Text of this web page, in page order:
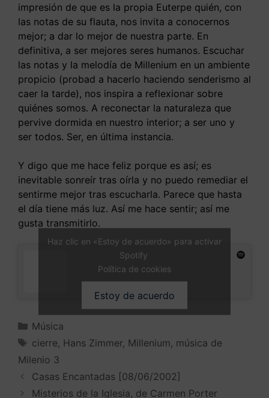
impresión de que es la propia Euterpe quién, con
las notas de su flauta, nos invita a conocernos
mejor; a dar lo mejor de nuestra parte. En
definitiva, a ser mejores seres humanos. Escuchar
las notas y la melodía de Millenium en un ambiente
propicio (probad a hacerlo haciendo senderismo al
caer la tarde), nos inspira a reflexionar sobre
quiénes somos. A reconectar la naturaleza que
pervive dormida en nuestro interior; a ser uno y
ser todos. Ser, en última instancia.
Y digo que me hace feliz porque es así; es
inevitable sonreír tras oírla y no puedo remediar el
sentirme mejor tras escucharla. Parece que hasta
el día tiene más luz. Así me hace sentir; así me
gusta transmitirlo.
Haz clic en «Estoy de acuerdo» para activar
Spotify
Política de cookies
Estoy de acuerdo
Música
cierre, Hans Zimmer, Millenium, música de
Milenio 3
Casas Encantadas [08/06/2002]
Misterios de la Iglesia, de Carmen Porter